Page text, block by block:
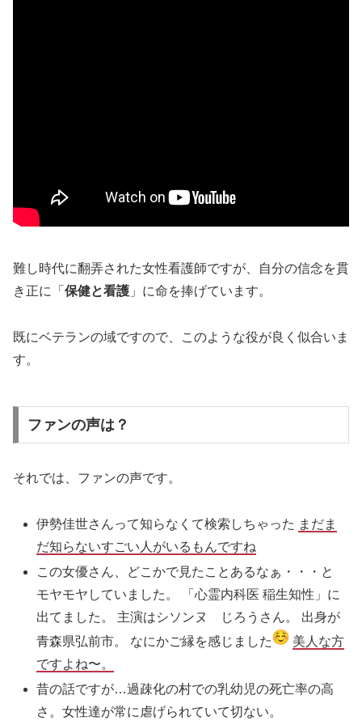
難し時代に翻弄された女性看護師ですが、自分の信念を貫
き正に「 保健と看護 」に命を捧げています。
既にベテランの域ですので、このような役が良く似合いま
す。
ファンの声は？
それでは、ファンの声です。
伊勢佳世さんって知らなくて検索しちゃった まだま
だ知らないすごい人がいるもんですね
この女優さん、どこかで見たことあるなぁ・・・と
モヤモヤしていました。 「心霊内科医 稲生知性」に
出てました。 主演はシソンヌ じろうさん。 出身が
青森県弘前市。 なにかご縁を感じました
美人な方
ですよね〜。
昔の話ですが…過疎化の村での乳幼児の死亡率の高
さ。女性達が常に虐げられていて切ない。